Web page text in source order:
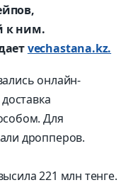
к ним.
vechastana.kz.
онлайн-
Для
дропперов.
221 млн тенге.